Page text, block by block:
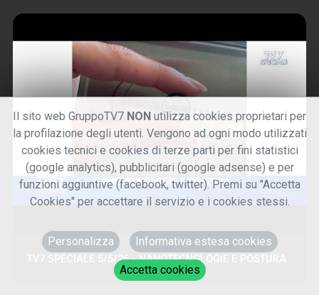
TV7 SPECIALE 5/5/26 - NANOTECNOLOGIE E POSTURA
Il sito web GruppoTV7 NON utilizza cookies proprietari per
la profilazione degli utenti. Vengono ad ogni modo utilizzati
cookies tecnici e cookies di terze parti per fini statistici
(google analytics), pubblicitari (google adsense) e per
funzioni aggiuntive (facebook, twitter). Premi su "Accetta
Cookies" per accettare il servizio e i cookies stessi.
Personalizza Informativa estesa cookies
Accetta cookies